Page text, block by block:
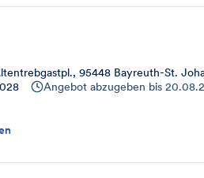
95448 Bayreuth-St.
Angebot abzugeben bis